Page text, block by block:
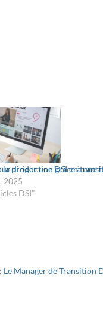
diriger une DSI en
production grâce à une
2025
DSI"
Le Manager de Transition